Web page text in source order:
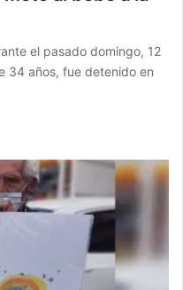
el pasado domingo, 12
34 años, fue detenido en